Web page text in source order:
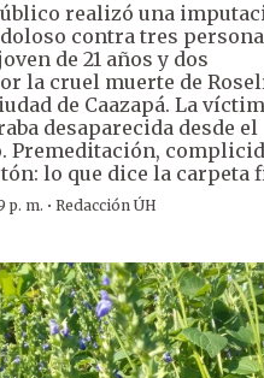
realizó una
contra tres
de 21 años y dos
la cruel muerte de
de Caazapá. La
desaparecida desde el
Premeditación,
lo que dice la carpeta
p. m. · Redacción ÚH